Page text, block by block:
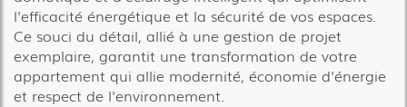
l'efficacité énergétique et la sécurité de vos espaces.
Ce souci du détail, allié à une gestion de projet
exemplaire, garantit une transformation de votre
appartement qui allie modernité, économie d'énergie
et respect de l'environnement.